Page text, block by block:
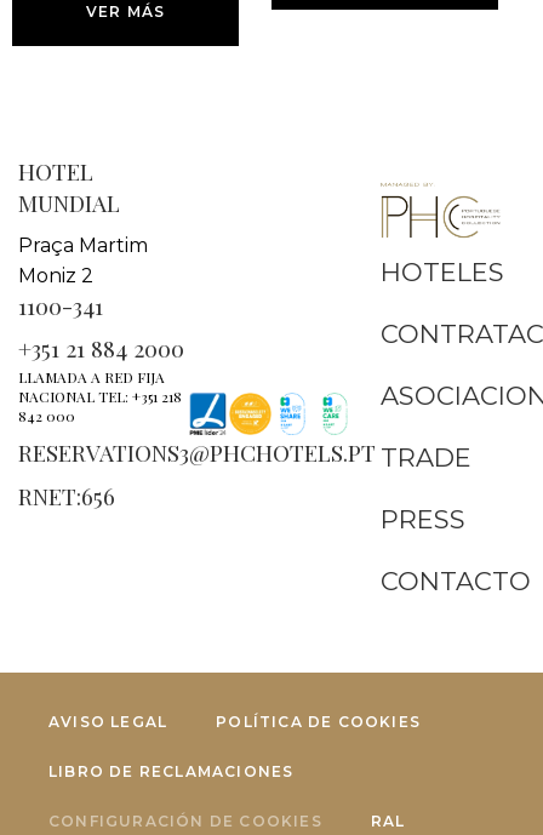
VER MÁS
HOTEL
MUNDIAL
Praça Martim
Moniz 2
1100-341
+351 21 884 2000
LLAMADA A RED FIJA
NACIONAL TEL: +351 218
842 000
RESERVATIONS3@PHCHOTELS.PT
RNET:656
HOTELES
TRADE
PRESS
CONTACTO
AVISO LEGAL POLÍTICA DE COOKIES
LIBRO DE RECLAMACIONES
CONFIGURACIÓN DE COOKIES RAL